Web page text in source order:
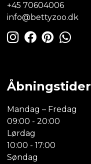
+45 70604006
info@bettyzoo.dk
Åbningstider
Mandag – Fredag
09:00 - 20:00
Lørdag
10:00 - 17:00
Søndag